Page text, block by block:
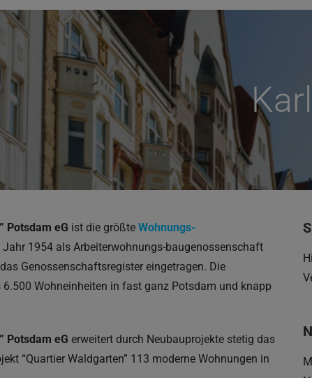
Potsdam eG ist die größte Wohnungs-
Jahr 1954 als Arbeiterwohnungs-baugenossenschaft
Genossenschaftsregister eingetragen. Die
Wohneinheiten in fast ganz Potsdam und knapp
Potsdam eG erweitert durch Neubauprojekte stetig das
“Quartier Waldgarten” 113 moderne Wohnungen in